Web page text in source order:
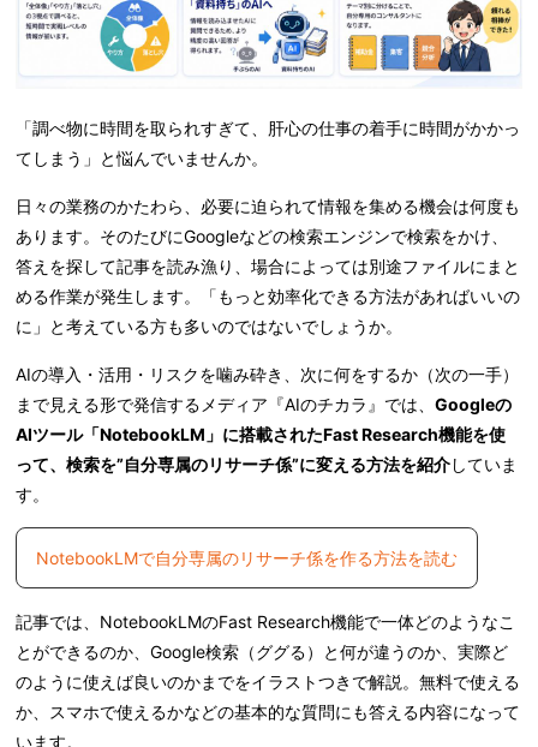
「調べ物に時間を取られすぎて、肝心の仕事の着手に時間がかかっ
てしまう」と悩んでいませんか。
日々の業務のかたわら、必要に迫られて情報を集める機会は何度も
あります。そのたびにGoogleなどの検索エンジンで検索をかけ、
答えを探して記事を読み漁り、場合によっては別途ファイルにまと
める作業が発生します。「もっと効率化できる方法があればいいの
に」と考えている方も多いのではないでしょうか。
AIの導入・活用・リスクを噛み砕き、次に何をするか（次の一手）
まで見える形で発信するメディア『AIのチカラ』では、Googleの
AIツール「NotebookLM」に搭載されたFast Research機能を使
って、検索を”自分専属のリサーチ係”に変える方法を紹介していま
す。
NotebookLMで自分専属のリサーチ係を作る方法を読む
記事では、NotebookLMのFast Research機能で一体どのようなこ
とができるのか、Google検索（ググる）と何が違うのか、実際ど
のように使えば良いのかまでをイラストつきで解説。無料で使える
か、スマホで使えるかなどの基本的な質問にも答える内容になって
います。